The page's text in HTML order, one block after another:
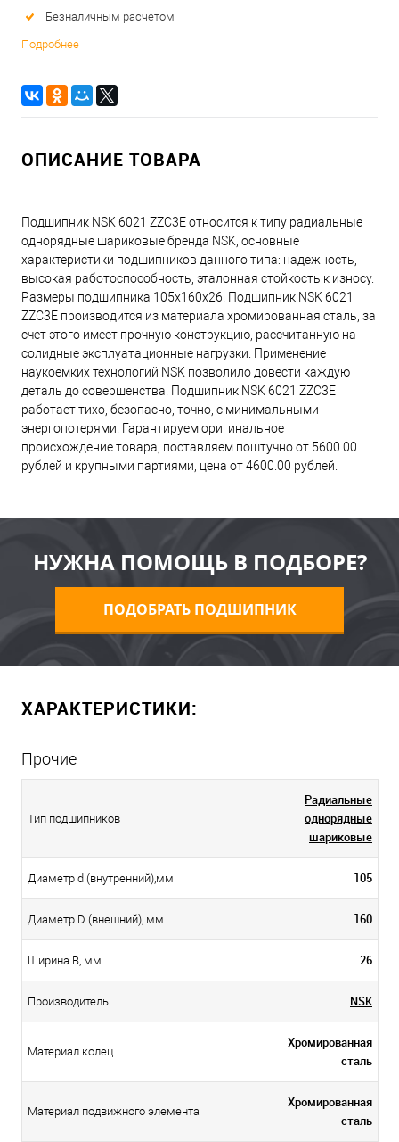
Безналичным расчетом
Подробнее
ОПИСАНИЕ ТОВАРА
Подшипник NSK 6021 ZZC3E относится к типу радиальные
однорядные шариковые бренда NSK, основные
характеристики подшипников данного типа: надежность,
высокая работоспособность, эталонная стойкость к износу.
Размеры подшипника 105x160x26. Подшипник NSK 6021
ZZC3E производится из материала хромированная сталь, за
счет этого имеет прочную конструкцию, рассчитанную на
солидные эксплуатационные нагрузки. Применение
наукоемких технологий NSK позволило довести каждую
деталь до совершенства. Подшипник NSK 6021 ZZC3E
работает тихо, безопасно, точно, с минимальными
энергопотерями. Гарантируем оригинальное
происхождение товара, поставляем поштучно от 5600.00
рублей и крупными партиями, цена от 4600.00 рублей.
НУЖНА ПОМОЩЬ В ПОДБОРЕ?
ПОДОБРАТЬ ПОДШИПНИК
ХАРАКТЕРИСТИКИ:
Прочие
Тип подшипников
Радиальные
однорядные
шариковые
Диаметр d (внутренний),мм 105
Диаметр D (внешний), мм 160
Ширина B, мм 26
Производитель NSK
Материал колец
Хромированная
сталь
Материал подвижного элемента
Хромированная
сталь